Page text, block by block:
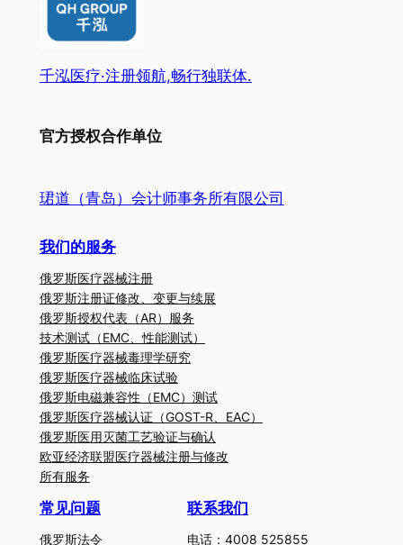
千泓医疗·注册领航,畅行独联体.
官方授权合作单位
珺道（青岛）会计师事务所有限公司
我们的服务
俄罗斯医疗器械注册
俄罗斯注册证修改、变更与续展
俄罗斯授权代表（AR）服务
技术测试（EMC、性能测试）
俄罗斯医疗器械毒理学研究
俄罗斯医疗器械临床试验
俄罗斯电磁兼容性（EMC）测试
俄罗斯医疗器械认证（GOST-R、EAC）
俄罗斯医用灭菌工艺验证与确认
欧亚经济联盟医疗器械注册与修改
所有服务
常见问题
俄罗斯法令
联系我们
电话：4008 525855